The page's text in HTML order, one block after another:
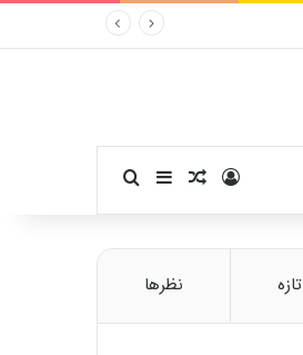
ورودنوشته تصادفی
سایدبارجستجو برای
تازه نظرها